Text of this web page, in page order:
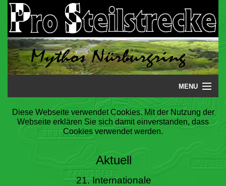
MENU
Startseite
Steilstrecke
Diese Webseite verwendet Cookies. Mit der Nutzung der
Webseite erklären Sie sich damit einverstanden, dass
Cookies verwendet werden.
Aktuell
21. Internationale